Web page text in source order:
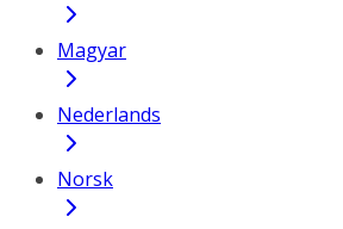
Magyar
Nederlands
Norsk